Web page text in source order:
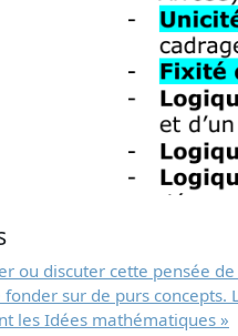
ou discuter cette pensée
fonder sur de purs concepts.
les Idées mathématiques »